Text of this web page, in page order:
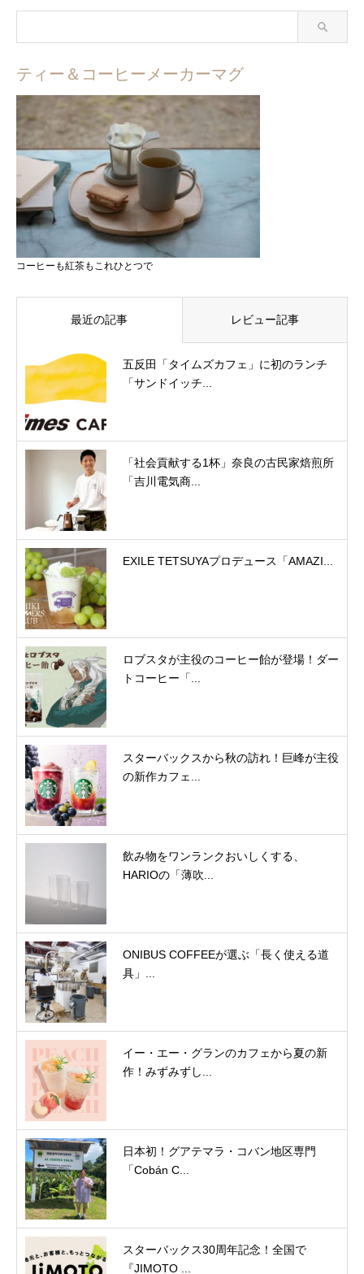
ティー＆コーヒーメーカーマグ
コーヒーも紅茶もこれひとつで
最近の記事 レビュー記事
五反田「タイムズカフェ」に初のランチ
「サンドイッチ...
「社会貢献する1杯」奈良の古民家焙煎所
「吉川電気商...
EXILE TETSUYAプロデュース「AMAZI...
ロブスタが主役のコーヒー飴が登場！ダー
トコーヒー「...
スターバックスから秋の訪れ！巨峰が主役
の新作カフェ...
飲み物をワンランクおいしくする、
HARIOの「薄吹...
ONIBUS COFFEEが選ぶ「長く使える道
具」...
イー・エー・グランのカフェから夏の新
作！みずみずし...
日本初！グアテマラ・コバン地区専門
「Cobán C...
スターバックス30周年記念！全国で
『JIMOTO ...